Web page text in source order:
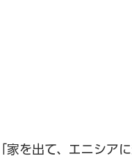
「家を出て、エニシア